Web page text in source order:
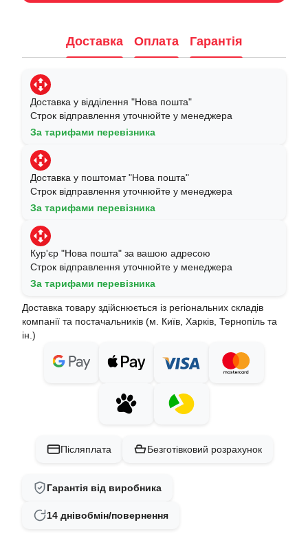
Доставка Оплата Гарантія
Доставка у відділення "Нова пошта"
Строк відправлення уточнюйте у менеджера
За тарифами перевізника
Доставка у поштомат "Нова пошта"
Строк відправлення уточнюйте у менеджера
За тарифами перевізника
Кур'єр "Нова пошта" за вашою адресою
Строк відправлення уточнюйте у менеджера
За тарифами перевізника
Доставка товару здійснюється із регіональних складів
компанії та постачальників (м. Київ, Харків, Тернопіль та
ін.)
Післяплата Безготівковий розрахунок
Гарантія від виробника
14 днівобмін/повернення